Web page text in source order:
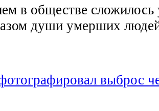
в обществе сложилось
души умерших
выброс